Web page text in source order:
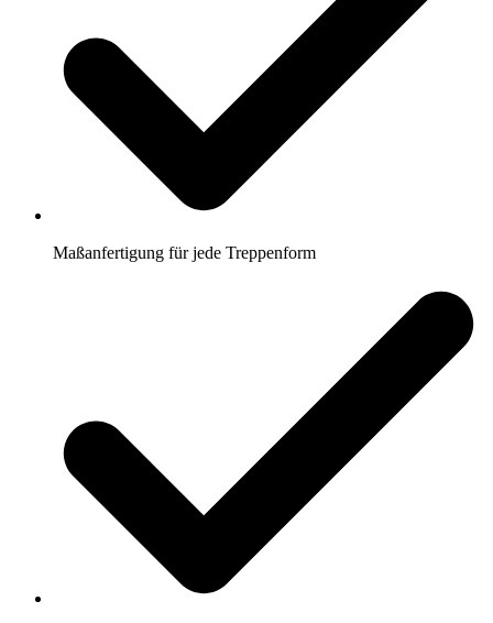
Maßanfertigung für jede Treppenform